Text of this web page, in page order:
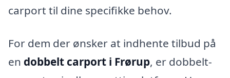
carport til dine specifikke behov.
For dem der ønsker at indhente tilbud på
en dobbelt carport i Frørup, er dobbelt-